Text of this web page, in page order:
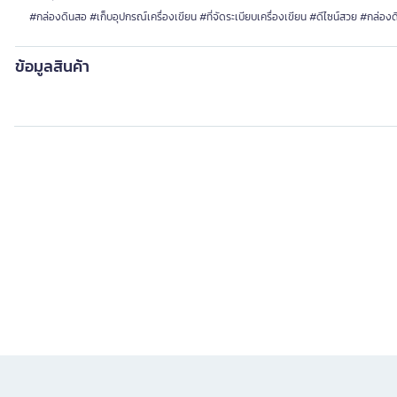
#กล่องดินสอ #เก็บอุปกรณ์เครื่องเขียน #ที่จัดระเบียบเครื่องเขียน #ดีไซน์สวย #กล่อง
ข้อมูลสินค้า